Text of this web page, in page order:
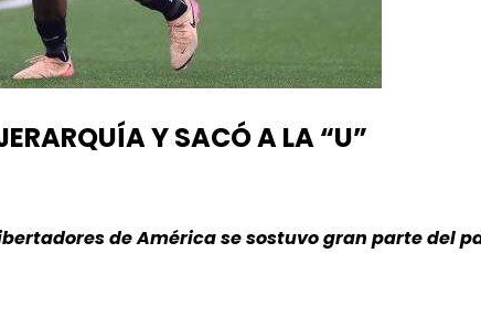
Y SACÓ A LA “U”
de América se sostuvo gran parte del